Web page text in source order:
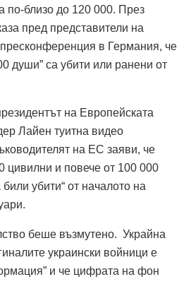
по-близо до 120 000. През
пред представители на
в Германия, че
души” са убити или ранени от
на Европейската
Лайен туитна видео
на ЕС заяви, че
цивилни и повече от 100 000
убити“ от началото на
беше възмутено. Украйна
украински войници е
и че цифрата на фон